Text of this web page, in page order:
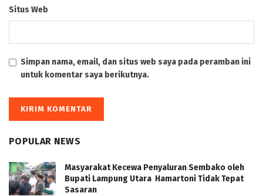
Situs Web
Simpan nama, email, dan situs web saya pada peramban ini
untuk komentar saya berikutnya.
POPULAR NEWS
Masyarakat Kecewa Penyaluran Sembako oleh
Bupati Lampung Utara Hamartoni Tidak Tepat
Sasaran